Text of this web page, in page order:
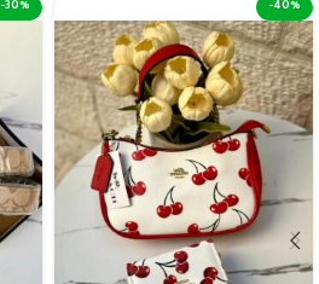
-40%
-30%